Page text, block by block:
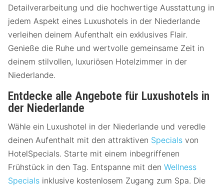
Detailverarbeitung und die hochwertige Ausstattung in
jedem Aspekt eines Luxushotels in der Niederlande
verleihen deinem Aufenthalt ein exklusives Flair.
Genieße die Ruhe und wertvolle gemeinsame Zeit in
deinem stilvollen, luxuriösen Hotelzimmer in der
Niederlande.
Entdecke alle Angebote für Luxushotels in
der Niederlande
Wähle ein Luxushotel in der Niederlande und veredle
deinen Aufenthalt mit den attraktiven Specials von
HotelSpecials. Starte mit einem inbegriffenen
Frühstück in den Tag. Entspanne mit den Wellness
Specials inklusive kostenlosem Zugang zum Spa. Die